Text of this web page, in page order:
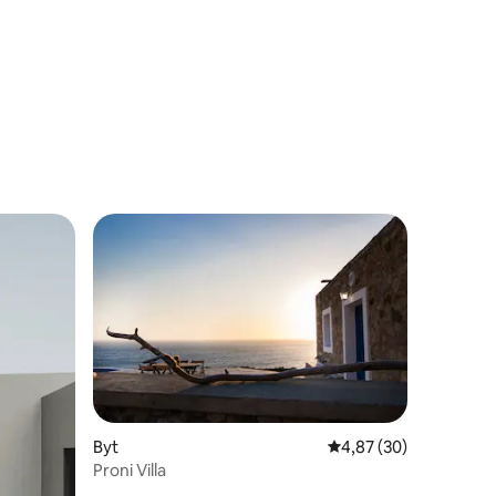
Byt Průměrné hodnocení
4,87 (30)
Proni Villa